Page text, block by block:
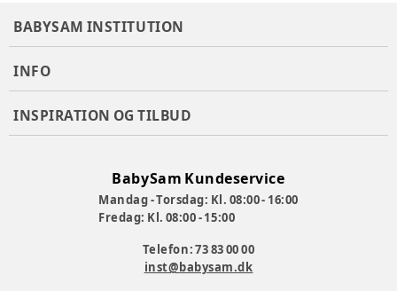
BABYSAM INSTITUTION
INFO
INSPIRATION OG TILBUD
BabySam Kundeservice
Mandag - Torsdag: Kl. 08:00 - 16:00
Fredag: Kl. 08:00 - 15:00
Telefon: 73 83 00 00
inst@babysam.dk